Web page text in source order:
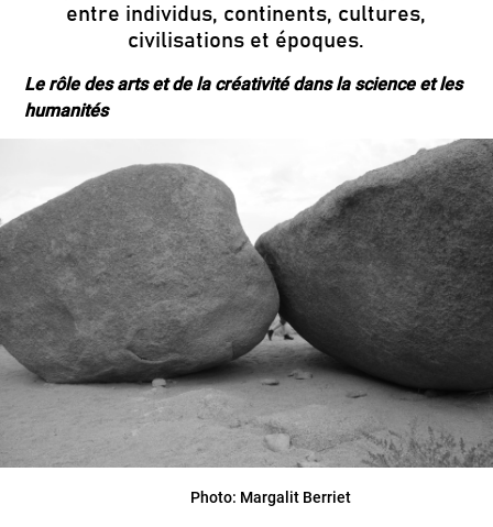
entre individus, continents, cultures,
civilisations et époques.
Le rôle des arts et de la créativité dans la science et les
humanités
Photo: Margalit Berriet